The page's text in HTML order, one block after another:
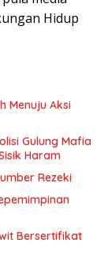
Hidup
Menuju Aksi
Gulung Mafia
Haram
Rezeki
Bersertifikat